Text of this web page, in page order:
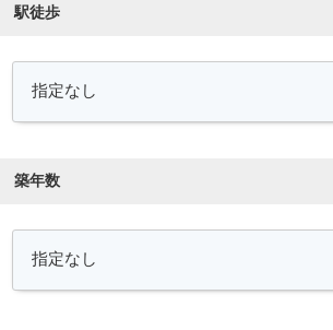
駅徒歩
築年数